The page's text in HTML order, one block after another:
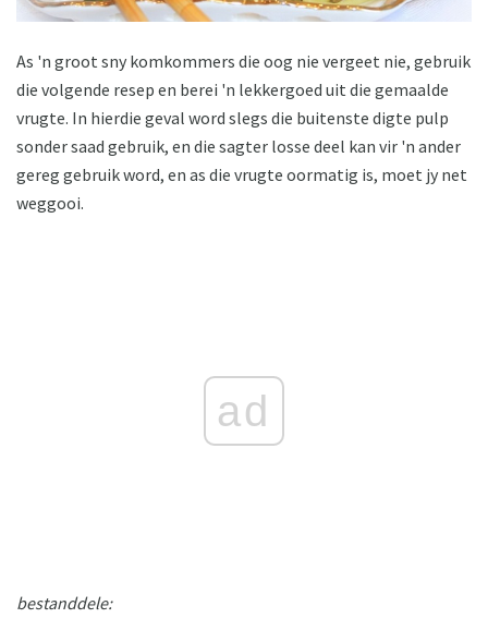
As 'n groot sny komkommers die oog nie vergeet nie, gebruik
die volgende resep en berei 'n lekkergoed uit die gemaalde
vrugte. In hierdie geval word slegs die buitenste digte pulp
sonder saad gebruik, en die sagter losse deel kan vir 'n ander
gereg gebruik word, en as die vrugte oormatig is, moet jy net
weggooi.
ad
bestanddele: